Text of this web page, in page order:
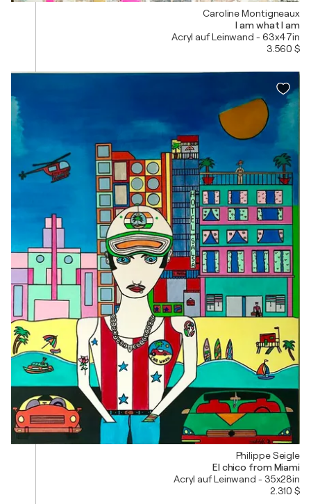
Caroline Montigneaux
I am what I am
Acryl auf Leinwand - 63x47in
3.560 $
Philippe Seigle
El chico from Miami
Acryl auf Leinwand - 35x28in
2.310 $